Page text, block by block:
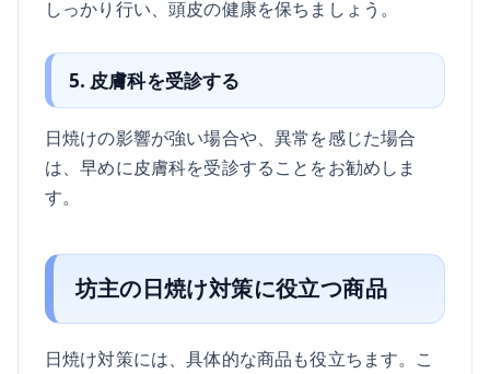
しっかり行い、頭皮の健康を保ちましょう。
5. 皮膚科を受診する
日焼けの影響が強い場合や、異常を感じた場合
は、早めに皮膚科を受診することをお勧めしま
す。
坊主の日焼け対策に役立つ商品
日焼け対策には、具体的な商品も役立ちます。こ